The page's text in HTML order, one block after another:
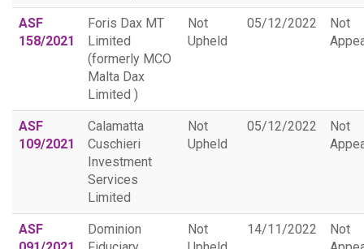
ASF
158/2021
Foris Dax MT
Limited
(formerly MCO
Malta Dax
Limited )
Not
Upheld
05/12/2022
Not
ASF
109/2021
Calamatta
Cuschieri
Investment
Services
Limited
Not
Upheld
05/12/2022
Not
ASF
Dominion
Not
14/11/2022
Not